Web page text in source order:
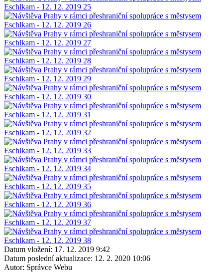
Datum vložení: 17. 12. 2019 9:42
Datum poslední aktualizace: 12. 2. 2020 10:06
Autor: Správce Webu